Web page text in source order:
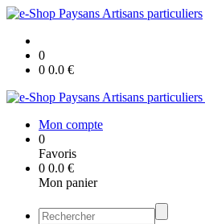
0
0 0.0 €
Mon compte
0
Favoris
0 0.0 €
Mon panier